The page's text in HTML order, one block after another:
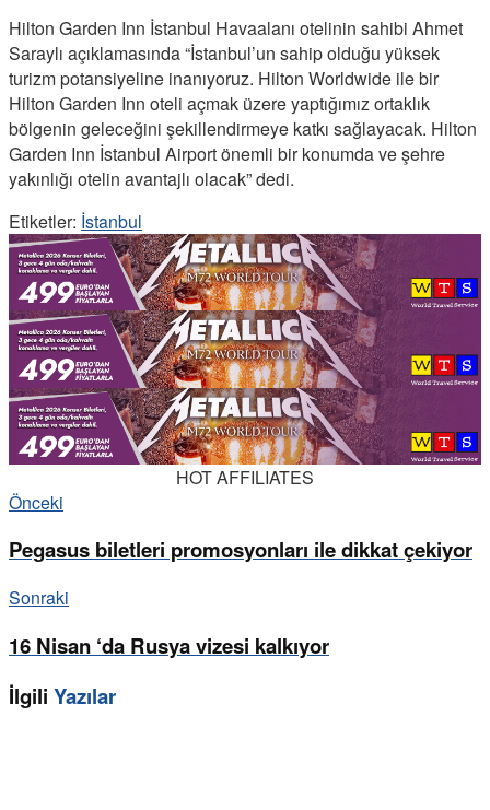
Hilton Garden Inn İstanbul Havaalanı otelinin sahibi Ahmet
Saraylı açıklamasında “İstanbul’un sahip olduğu yüksek
turizm potansiyeline inanıyoruz. Hilton Worldwide ile bir
Hilton Garden Inn oteli açmak üzere yaptığımız ortaklık
bölgenin geleceğini şekillendirmeye katkı sağlayacak. Hilton
Garden Inn İstanbul Airport önemli bir konumda ve şehre
yakınlığı otelin avantajlı olacak” dedi.
Etiketler: İstanbul
HOT AFFILIATES
Önceki
Pegasus biletleri promosyonları ile dikkat çekiyor
Sonraki
16 Nisan ‘da Rusya vizesi kalkıyor
İlgili Yazılar